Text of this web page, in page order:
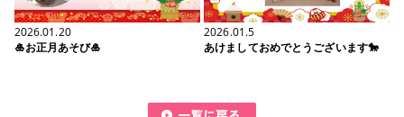
2026.01.20
🎍お正月あそび🎍
2026.01.5
あけましておめでとうございます🐎